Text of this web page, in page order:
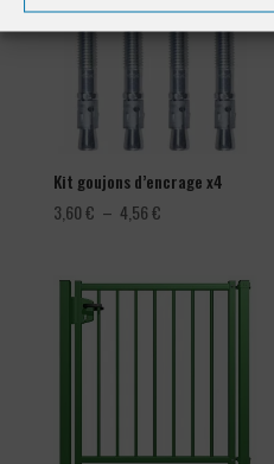
Kit goujons d’encrage x4
3,60€ – 4,56€Plage
3,60 €